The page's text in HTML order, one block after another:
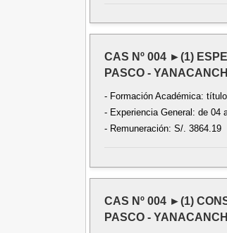
CAS Nº 004 ►(1)
PASCO -
- Formación Académica:
- Experiencia General: de 04
- Remuneración: S/. 3864.19
CAS Nº 004 ►(1)
PASCO -